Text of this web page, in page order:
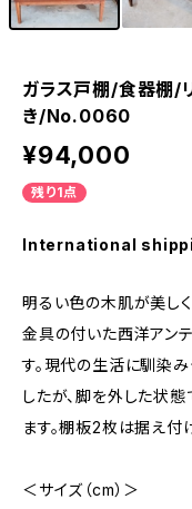
ガラス戸棚/食器棚/
き/No.0060
¥94,000
残り1点
International
明るい色の木肌が美し
金具の付いた西洋アン
す。現代の生活に馴染
したが、脚を外した状
ます。棚板2枚は据え付
＜サイズ（cm）＞